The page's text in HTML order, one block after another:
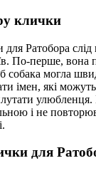
клички
Ратобора слід
По-перше, вона
собака могла
імен, які
і не
для